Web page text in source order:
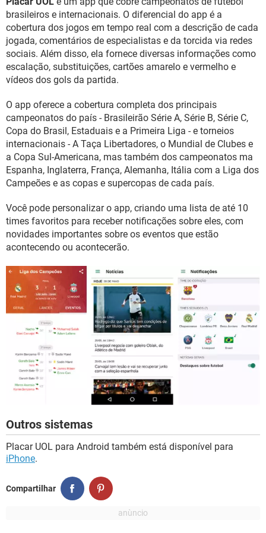
GUIA DE COMPRAS
brasileiros e internacionais. O diferencial do app é a
cobertura dos jogos em tempo real com a descrição de cada
jogada, comentários de especialistas e da torcida via redes
sociais. Além disso, ela fornece diversas informações como
escalação, substituições, cartões amarelo e vermelho e
vídeos dos gols da partida.
O app oferece a cobertura completa dos principais
campeonatos do país - Brasileirão Série A, Série B, Série C,
Copa do Brasil, Estaduais e a Primeira Liga - e torneios
internacionais - A Taça Libertadores, o Mundial de Clubes e
a Copa Sul-Americana, mas também dos campeonatos ma
Espanha, Inglaterra, França, Alemanha, Itália com a Liga dos
Campeões e as copas e supercopas de cada país.
Você pode personalizar o app, criando uma lista de até 10
times favoritos para receber notificações sobre eles, com
novidades importantes sobre os eventos que estão
acontecendo ou acontecerão.
Outros sistemas
Placar UOL para Android também está disponível para
iPhone.
Compartilhar